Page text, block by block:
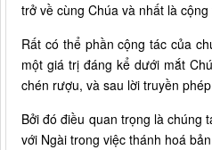
trở về cùng Chúa và nhất là
Rất có thể phần cộng tác của
một giá trị đáng kể dưới mắt
chén rượu, và sau lời truyền
Bởi đó điều quan trọng là chúng
với Ngài trong việc thánh hoá